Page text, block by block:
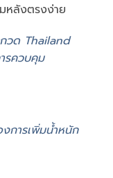
หลังตรงง่าย
วด Thailand
รควบคุม
งการเพิ่มน้ำหนัก